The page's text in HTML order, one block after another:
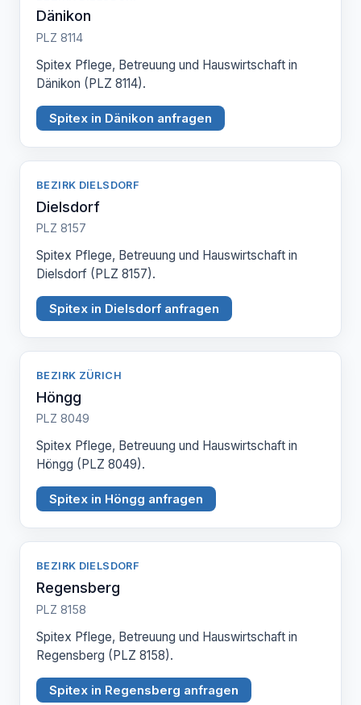
Dänikon
PLZ 8114
Spitex Pflege, Betreuung und Hauswirtschaft in
Dänikon (PLZ 8114).
Spitex in Dänikon anfragen
BEZIRK DIELSDORF
Dielsdorf
PLZ 8157
Spitex Pflege, Betreuung und Hauswirtschaft in
Dielsdorf (PLZ 8157).
Spitex in Dielsdorf anfragen
BEZIRK ZÜRICH
Höngg
PLZ 8049
Spitex Pflege, Betreuung und Hauswirtschaft in
Höngg (PLZ 8049).
Spitex in Höngg anfragen
BEZIRK DIELSDORF
Regensberg
PLZ 8158
Spitex Pflege, Betreuung und Hauswirtschaft in
Regensberg (PLZ 8158).
Spitex in Regensberg anfragen